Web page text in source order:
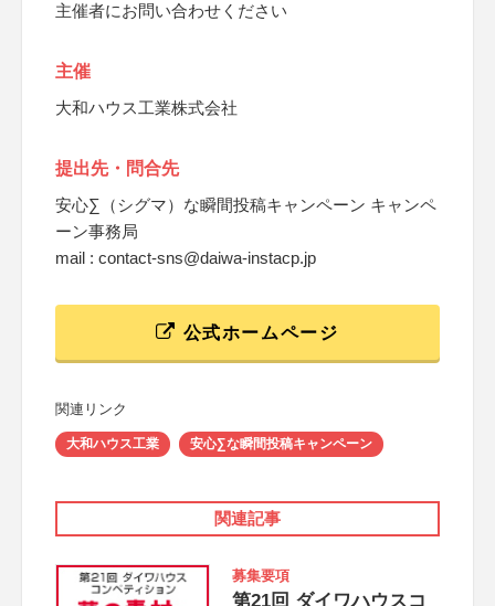
主催者にお問い合わせください
主催
大和ハウス工業株式会社
提出先・問合先
安心∑（シグマ）な瞬間投稿キャンペーン キャンペ
ーン事務局
mail : contact-sns@daiwa-instacp.jp
公式ホームページ
関連リンク
大和ハウス工業 安心∑な瞬間投稿キャンペーン
関連記事
募集要項
第21回 ダイワハウスコ